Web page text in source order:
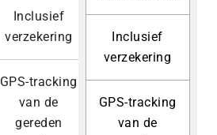
Inclusief
verzekering
GPS-tracking
van de
gereden
Inclusief
verzekering
GPS-tracking
van de